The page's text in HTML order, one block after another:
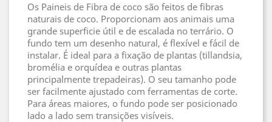
Os Paineis de Fibra de coco são feitos de fibras
naturais de coco. Proporcionam aos animais uma
grande superficie útil e de escalada no terrário. O
fundo tem um desenho natural, é flexível e fácil de
instalar. É ideal para a fixação de plantas (tillandsia,
bromélia e orquídea e outras plantas
principalmente trepadeiras). O seu tamanho pode
ser facilmente ajustado com ferramentas de corte.
Para áreas maiores, o fundo pode ser posicionado
lado a lado sem transições visíveis.